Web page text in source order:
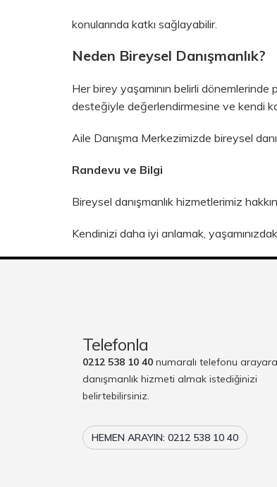
konularında katkı sağlayabilir.
Neden Bireysel Danışmanlık?
Her birey yaşamının belirli
desteğiyle değerlendirmesine ve kendi
Aile Danışma Merkezimizde bireysel
Randevu ve Bilgi
Bireysel danışmanlık hizmetlerimiz
Kendinizi daha iyi anlamak,
Telefonla
0212 538 10 40 numaralı telefonu
danışmanlık hizmeti almak istediğinizi
belirtebilirsiniz.
HEMEN ARAYIN: 0212 538 10 40